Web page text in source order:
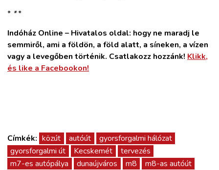
* **
Indóház Online – Hivatalos oldal: hogy ne maradj le
semmiről, ami a földön, a föld alatt, a síneken, a vízen
vagy a levegőben történik. Csatlakozz hozzánk! Klikk,
és like a Facebookon!
Címkék: közút autóút
gyorsforgalmi hálózat
gyorsforgalmi út
Kecskemét
tervezés
m7-es autópálya
dunaújváros m8
m8-as autóút